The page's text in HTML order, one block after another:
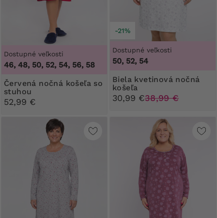
Dostupné veľkosti
46, 48, 50, 52, 54, 56, 58
Červená nočná košeľa so
stuhou
52,99 €
-21%
Dostupné veľkosti
50, 52, 54
Biela kvetinová nočná
košeľa
30,99 €38,99 €